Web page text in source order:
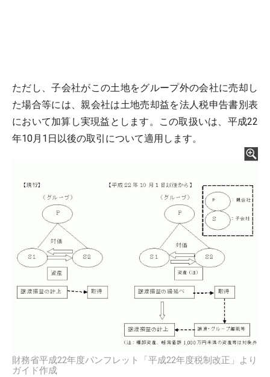
ただし、子会社がこの土地をグループ外の会社に売却し
た場合等には、親会社は土地売却益を法人税申告書別表
において加算し実現益とします。この取扱いは、平成22
年10月1日以後の取引について適用します。
財務省平成22年度パンフレット「平成22年度税制改正」より
ガイド作成